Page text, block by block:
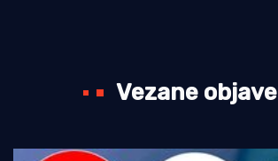
Vezane objave